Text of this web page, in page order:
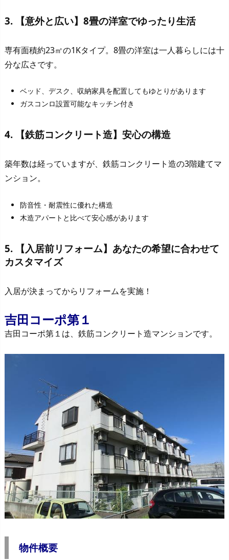
3. 【意外と広い】8畳の洋室でゆったり生活
専有面積約23㎡の1Kタイプ。8畳の洋室は一人暮らしには十
分な広さです。
ベッド、デスク、収納家具を配置してもゆとりがあります
ガスコンロ設置可能なキッチン付き
4. 【鉄筋コンクリート造】安心の構造
築年数は経っていますが、鉄筋コンクリート造の3階建てマ
ンション。
防音性・耐震性に優れた構造
木造アパートと比べて安心感があります
5. 【入居前リフォーム】あなたの希望に合わせて
カスタマイズ
入居が決まってからリフォームを実施！
吉田コーポ第１
吉田コーポ第１は、鉄筋コンクリート造マンションです。
物件概要